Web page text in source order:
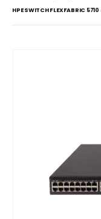
HPE SWITCH FLEXFABRIC